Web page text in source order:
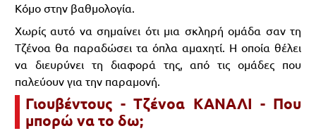
Κόμο στην βαθμολογία.
Χωρίς αυτό να σημαίνει ότι μια σκληρή ομάδα σαν τη
Τζένοα θα παραδώσει τα όπλα αμαχητί. Η οποία θέλει
να διευρύνει τη διαφορά της, από τις ομάδες που
παλεύουν για την παραμονή.
Γιουβέντους - Τζένοα ΚΑΝΑΛΙ - Που
μπορώ να το δω;